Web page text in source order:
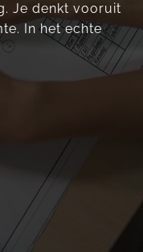
Je denkt vooruit
In het echte